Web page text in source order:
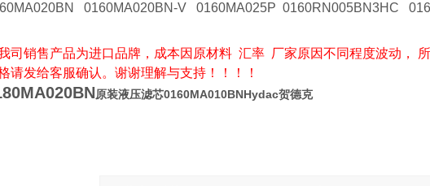
0160MA020BN-V 0160MA025P 0160RN005BN3HC
司销售产品为进口品牌，成本因原材料 汇率 厂家原因不同程度波动，
请发给客服确认。谢谢理解与支持！！！！
原装液压滤芯0160MA010BNHydac贺德克